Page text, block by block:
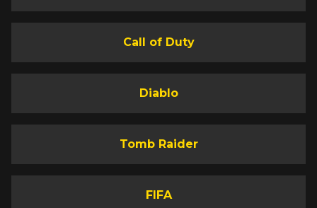
Call of Duty
Diablo
Tomb Raider
FIFA